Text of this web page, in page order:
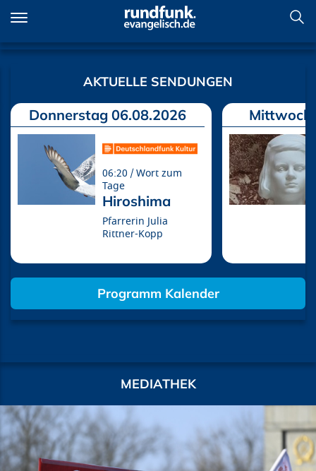
zum
Inhalt
AKTUELLE SENDUNGEN
Donnerstag 06.08.2026
06:20
Wort zum
Tage
Hiroshima
Pfarrerin Julia
Rittner-Kopp
Mittwoch
Programm Kalender
MEDIATHEK